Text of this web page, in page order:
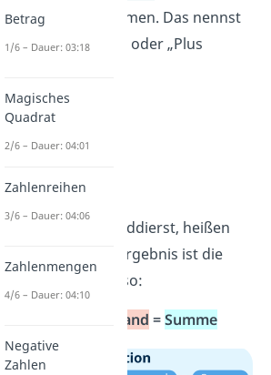
Pluszeichen
zusammen. Das nennst
du auch„addieren“
oder „Plus
➡️ Beispiele:
123+290=413
Die Zahlen, die du addierst, heißen
. Das Ergebnis ist die
. Es heißt also:
Summand =Summe
Betrag
1/6 – Dauer: 03:18
Magisches
Quadrat
2/6 – Dauer: 04:01
Zahlenreihen
3/6 – Dauer: 04:06
Zahlenmengen
4/6 – Dauer: 04:10
Negative
Zahlen